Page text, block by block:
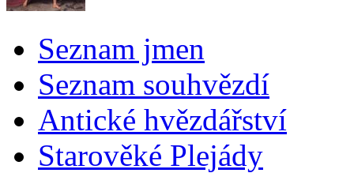
Seznam jmen
Seznam souhvězdí
Antické hvězdářství
Starověké Plejády